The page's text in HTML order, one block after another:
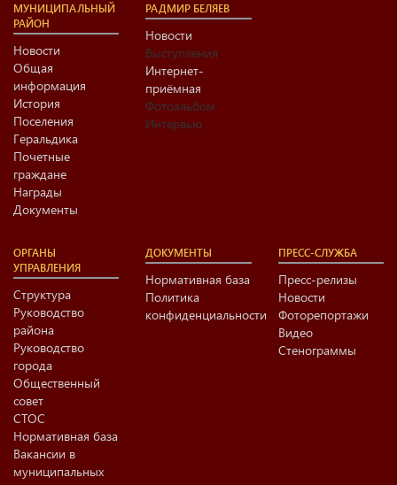
МУНИЦИПАЛЬНЫЙ
РАЙОН
Новости
Общая
информация
История
Поселения
Геральдика
Почетные
граждане
Награды
Документы
РАДМИР БЕЛЯЕВ
Новости
Выступления
Интернет-
приёмная
Фотоальбом
Интервью
ОРГАНЫ
УПРАВЛЕНИЯ
Структура
Руководство
района
Руководство
города
Общественный
совет
СТОС
Нормативная база
Вакансии в
муниципальных
ДОКУМЕНТЫ
Нормативная база
Политика
конфиденциальности
ПРЕСС-СЛУЖБА
Пресс-релизы
Новости
Фоторепортажи
Видео
Стенограммы